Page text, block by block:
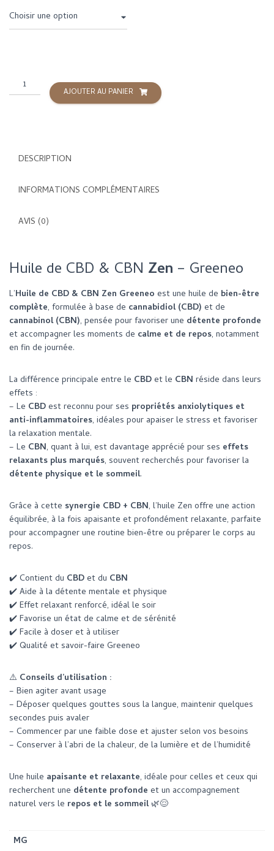
39,90 €
quantité
de
AJOUTER AU PANIER
DESCRIPTION
INFORMATIONS COMPLÉMENTAIRES
AVIS (0)
Huile de CBD & CBN Zen – Greeneo
L’Huile de CBD & CBN Zen Greeneo est une huile de bien-être
complète, formulée à base de cannabidiol (CBD) et de
cannabinol (CBN), pensée pour favoriser une détente profonde
et accompagner les moments de calme et de repos, notamment
en fin de journée.
La différence principale entre le CBDet le CBN réside dans leurs
effets :
– Le CBDest reconnu pour ses propriétés anxiolytiques et
anti-inflammatoires, idéales pour apaiser le stress et favoriser
la relaxation mentale.
– Le CBN, quant à lui, est davantage apprécié pour ses effets
relaxants plus marqués, souvent recherchés pour favoriser la
détente physique et le sommeil.
Grâce à cette synergie CBD + CBN, l’huile Zen offre une action
équilibrée, à la fois apaisante et profondément relaxante, parfaite
pour accompagner une routine bien-être ou préparer le corps au
repos.
✔️ Contient du CBDet du CBN
✔️ Aide à la détente mentale et physique
✔️ Effet relaxant renforcé, idéal le soir
✔️ Favorise un état de calme et de sérénité
✔️ Facile à doser et à utiliser
✔️ Qualité et savoir-faire Greeneo
⚠️ Conseils d’utilisation :
– Bien agiter avant usage
– Déposer quelques gouttes sous la langue, maintenir quelques
secondes puis avaler
– Commencer par une faible dose et ajuster selon vos besoins
– Conserver à l’abri de la chaleur, de la lumière et de l’humidité
Une huile apaisante et relaxante, idéale pour celles et ceux qui
recherchent une détente profonde et un accompagnement
naturel vers le repos et le sommeil🌿😌
MG